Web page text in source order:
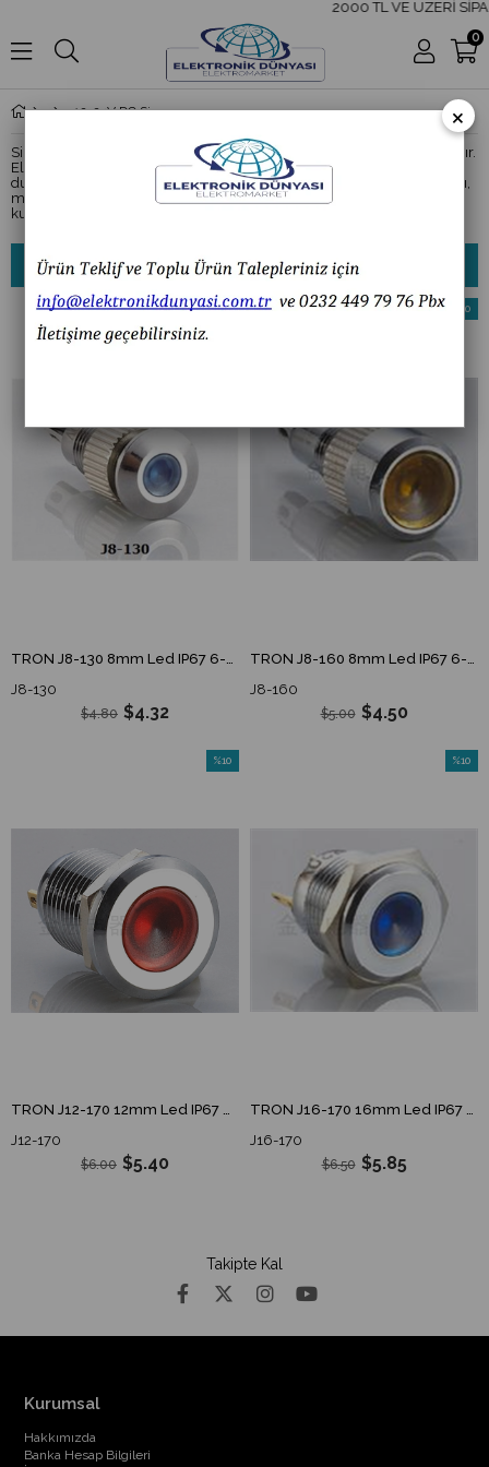
2000 TL VE ÜZERİ
0
12-24V DC Sinyal Lambası
Sinyal lambası, kullanıcıya görsel olarak ikaz vermek için tasarlanmıştır.
Elektrik devresinde enerji olup olmadığını gösterir ya da bir arıza
durumunda üzerindeki led yanarak kullanıcıya uyarı verir. Sarı, kırmızı,
mavi gibi farklı renklerde sinyal lambaları bulunur. Kurulumu ve
kullanımı kolaydır.
Filtreleme
Sıralama
J8-130
$4.32
$4.80
%10
J8-160
$4.50
$5.00
%10
TRON J12-170 12mm Led IP67 6-24V DC Metal Sinyal Lambası J12 170 J12170
J12-170
$5.40
$6.00
%10
TRON J16-170 16mm Led IP67 6-24V AC/DC Metal Sinyal Lambası J16 170 J16170
J16-170
$5.85
$6.50
%10
Takipte Kal
Kurumsal
Hakkımızda
Banka Hesap Bilgileri
×